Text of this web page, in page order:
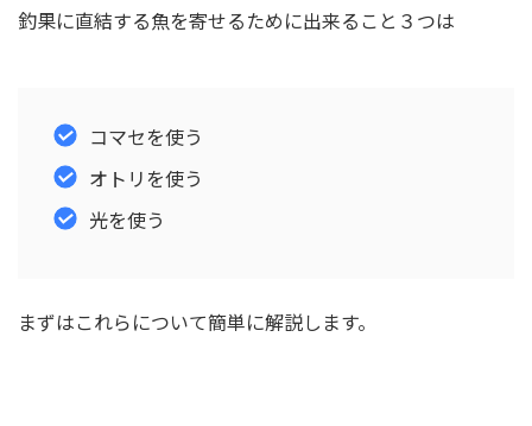
釣果に直結する魚を寄せるために出来ること３つは
コマセを使う
オトリを使う
光を使う
まずはこれらについて簡単に解説します。